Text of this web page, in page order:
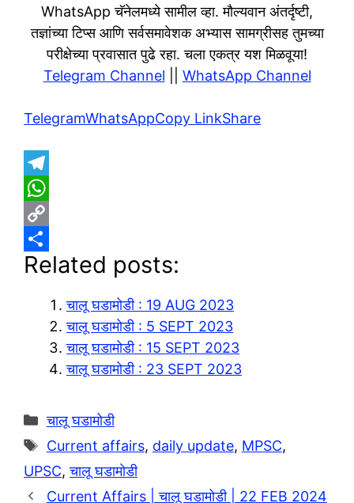
WhatsApp चॅनेलमध्ये सामील व्हा. मौल्यवान अंतर्दृष्टी,
तज्ञांच्या टिप्स आणि सर्वसमावेशक अभ्यास सामग्रीसह तुमच्या
परीक्षेच्या प्रवासात पुढे रहा. चला एकत्र यश मिळवूया!
Telegram Channel
WhatsApp Channel
TelegramWhatsAppCopy LinkShare
T
e
e
W
h
a
C
o
k
S
Related posts:
चालू घडामोडी : 19 AUG 2023
चालू घडामोडी : 5 SEPT 2023
चालू घडामोडी : 15 SEPT 2023
चालू घडामोडी : 23 SEPT 2023
Categories
चालू घडामोडी
Tags
Current affairs, daily update, MPSC,
UPSC,चालू घडामोडी
Current Affairs | चालू घडामोडी | 22 FEB 2024